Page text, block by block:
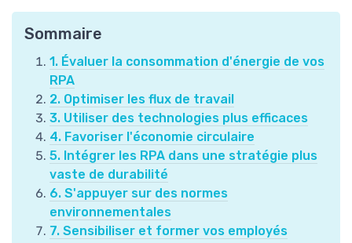
Sommaire
1. Évaluer la consommation d'énergie de vos
RPA
2. Optimiser les flux de travail
3. Utiliser des technologies plus efficaces
4. Favoriser l'économie circulaire
5. Intégrer les RPA dans une stratégie plus
vaste de durabilité
6. S'appuyer sur des normes
environnementales
7. Sensibiliser et former vos employés